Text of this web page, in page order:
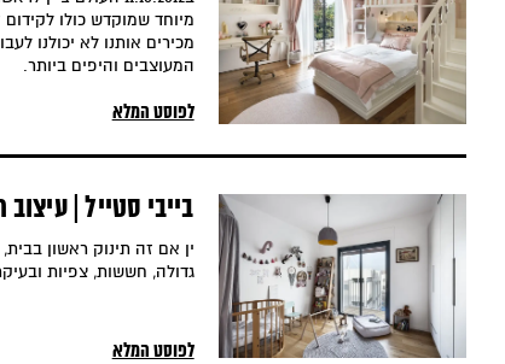
מיוחד שמוקדש כולו לקידום
מכירים אותנו לא יכולנו
המעוצבים והיפים ביותר.
לפוסט המלא
בייבי סטייל | עיצוב
ין אם זה תינוק ראשון
גדולה, חששות, צפיות
לפוסט המלא